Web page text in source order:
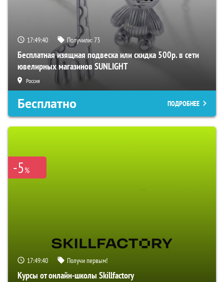
17:49:39 Получили:73
Бесплатная изящная подвеска или скидка 500р. в сети
ювелирных магазинов SUNLIGHT
Россия
Бесплатно ПОДРОБНЕЕ
-5%
17:49:39 Получи первым!
Курсы от онлайн-школы Skillfactory